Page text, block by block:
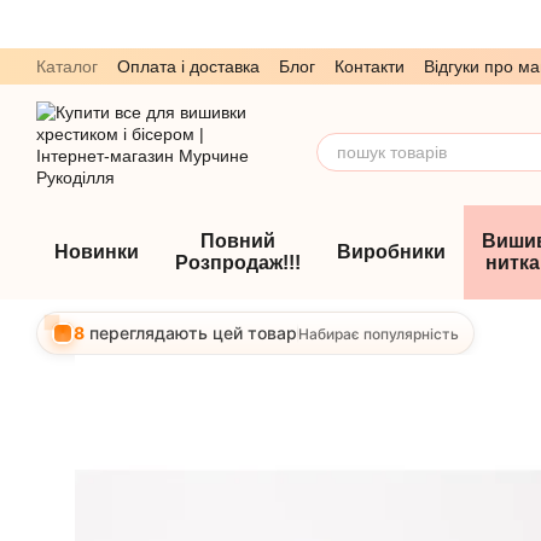
Каталог Оплата і доставка Блог Контакти
Відгуки про
Обмін та повернення
Угода користувача
Новинки
Повний
Розпродаж!!!
Виробники
8 переглядають цей товарНабирає популярність